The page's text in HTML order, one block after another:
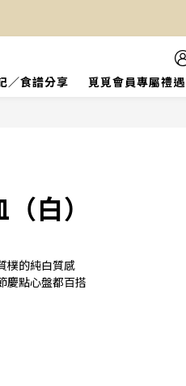
／食譜分享 覓覓會員專屬禮遇
白）
樸的純白質感
慶點心盤都百搭